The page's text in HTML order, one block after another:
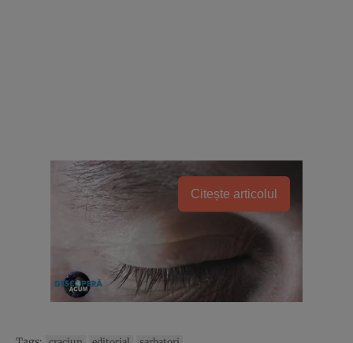
Citește articolul